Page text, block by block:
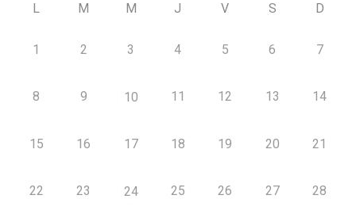
L M M J V S D
1 2 3 4 5 6 7
8 9 10 11 12 13 14
15 16 17 18 19 20 21
22 23 24 25 26 27 28